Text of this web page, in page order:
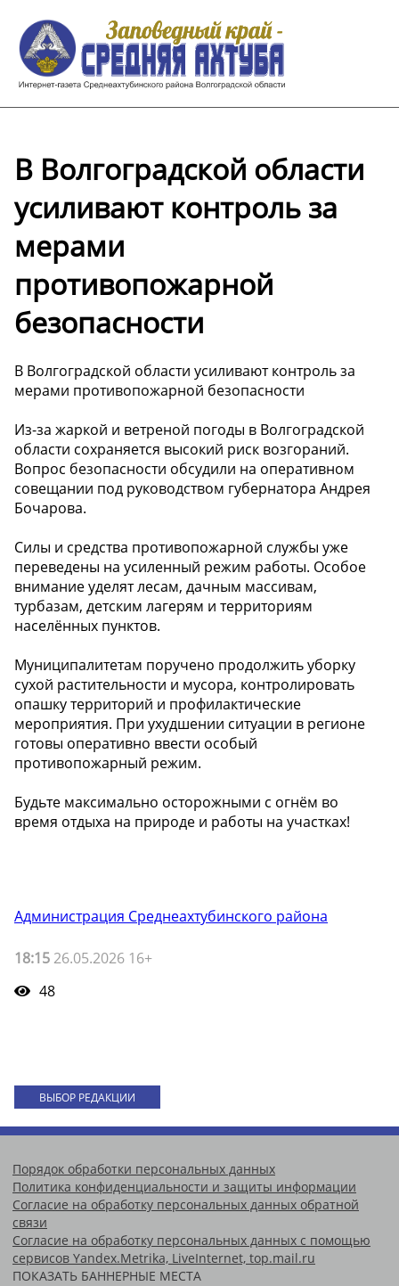
В Волгоградской области
усиливают контроль за
мерами
противопожарной
безопасности
В Волгоградской области усиливают контроль за
мерами противопожарной безопасности
Из-за жаркой и ветреной погоды в Волгоградской
области сохраняется высокий риск возгораний.
Вопрос безопасности обсудили на оперативном
совещании под руководством губернатора Андрея
Бочарова.
Силы и средства противопожарной службы уже
переведены на усиленный режим работы. Особое
внимание уделят лесам, дачным массивам,
турбазам, детским лагерям и территориям
населённых пунктов.
Муниципалитетам поручено продолжить уборку
сухой растительности и мусора, контролировать
опашку территорий и профилактические
мероприятия. При ухудшении ситуации в регионе
готовы оперативно ввести особый
противопожарный режим.
Будьте максимально осторожными с огнём во
время отдыха на природе и работы на участках!
Администрация Среднеахтубинского района
18:15 26.05.2026 16+
48
ВЫБОР РЕДАКЦИИ
Порядок обработки персональных данных
Политика конфиденциальности и защиты информации
Согласие на обработку персональных данных обратной
связи
Согласие на обработку персональных данных с помощью
сервисов Yandex.Metrika, LiveInternet, top.mail.ru
ПОКАЗАТЬ БАННЕРНЫЕ МЕСТА